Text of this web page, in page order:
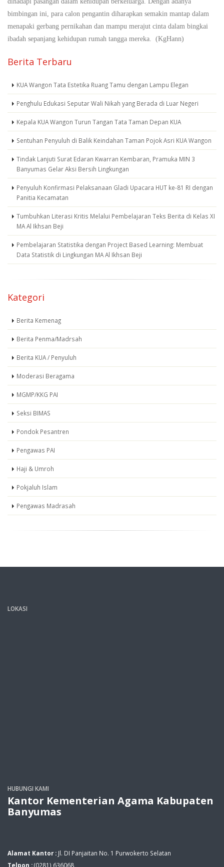
bimbingan ini, para calon pengantin diharapkan semakin mantap dalam
menapaki gerbang pernikahan dan mampu merajut cinta dalam bingkai
ibadah sepanjang kehidupan rumah tangga mereka. (KgHann)
Berita Terbaru
KUA Wangon Tata Estetika Ruang Tamu dengan Lampu Elegan
Penghulu Edukasi Seputar Wali Nikah yang Berada di Luar Negeri
Kepala KUA Wangon Turun Tangan Tata Taman Depan KUA
Sentuhan Penyuluh di Balik Keindahan Taman Pojok Asri KUA Wangon
Tindak Lanjuti Surat Edaran Kwarran Kembaran, Pramuka MIN 3
Banyumas Gelar Aksi Bersih Lingkungan
Penyuluh Konfirmasi Pelaksanaan Gladi Upacara HUT ke-81 RI dengan
Panitia Kecamatan
Tumbuhkan Literasi Kritis Melalui Pembelajaran Teks Berita di Kelas XI
MA Al Ikhsan Beji
Pembelajaran Statistika dengan Project Based Learning: Membuat
Data Statistik di Lingkungan MA Al Ikhsan Beji
Kategori
Berita Kemenag
Berita Penma/Madrsah
Berita KUA / Penyuluh
Moderasi Beragama
MGMP/KKG PAI
Seksi BIMAS
Pondok Pesantren
Pengawas PAI
Haji & Umroh
Pokjaluh Islam
Pengawas Madrasah
LOKASI
HUBUNGI KAMI
Kantor Kementerian Agama Kabupaten
Banyumas
Alamat Kantor : Jl. DI Panjaitan No. 1 Purwokerto Selatan
Telpon :(0281) 636068